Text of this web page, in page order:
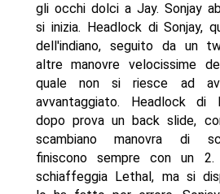
gli occhi dolci a Jay. Sonjay
si inizia. Headlock di Sonjay,
dell'indiano, seguito da un
altre manovre velocissime
quale non si riesce ad
avvantaggiato. Headlock
dopo prova un back slide,
scambiano manovra di
finiscono sempre con un
schiaffeggia Lethal, ma si